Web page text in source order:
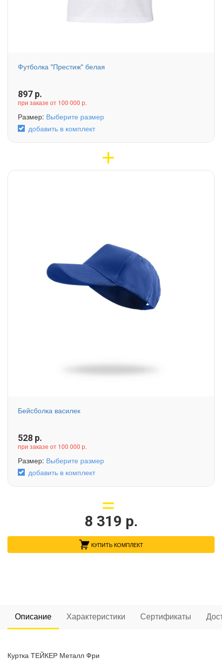
Футболка "Престиж" белая
897 р.
при заказе от 100 000 р.
Размер: Выберите размер
добавить в комплект
Бейсболка василек
528 р.
при заказе от 100 000 р.
Размер: Выберите размер
добавить в комплект
8 319 р.
КУПИТЬ КОМПЛЕКТ
Описание Характеристики Сертификаты
Куртка ТЕЙКЕР Металл Фри